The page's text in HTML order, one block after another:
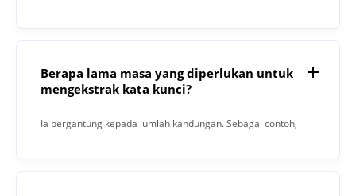
Berapa lama masa yang diperlukan untuk
mengekstrak kata kunci?
Ia bergantung kepada jumlah kandungan. Sebagai contoh,